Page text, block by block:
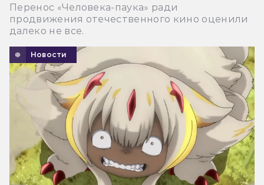
Перенос «Человека-паука» ради
продвижения отечественного кино оценили
далеко не все.
Новости